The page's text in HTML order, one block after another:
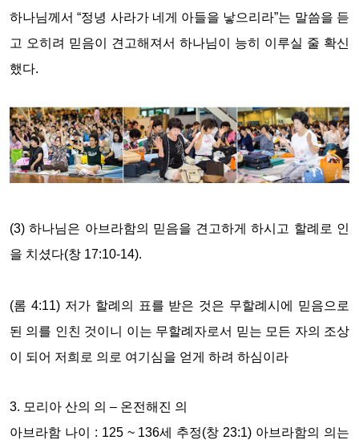
하나님께서“정녕 사라가 네게 아들을 낳으리라”는 말씀을 듣
고 오히려 믿음이 견고해져서 하나님이 능히 이루실 줄 확신
했다.
(3)하나님은 아브라함의 믿음을 견고하게 하시고 할례로 인
을 치셨다(창 17:10-14).
(롬 4:11) 저가 할례의 표를 받은 것은 무할례시에 믿음으로
된 의를 인친 것이니 이는 무할례자로서 믿는 모든 자의 조상
이 되어 저희로 의로 여기심을 얻게 하려 하심이라
3. 모리아 산의 의 – 온전해진 의
아브라함 나이 : 125 ~ 136세 추정(창 23:1) 아브라함의 의는